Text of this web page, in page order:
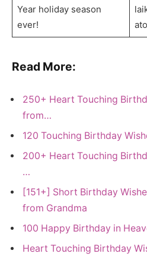
Year holiday season
ever!
Read More:
250+ Heart Touching
from…
120 Touching Birthday
200+ Heart Touching
…
[151+] Short Birthday
from Grandma
100 Happy Birthday in
Heart Touching Birthday